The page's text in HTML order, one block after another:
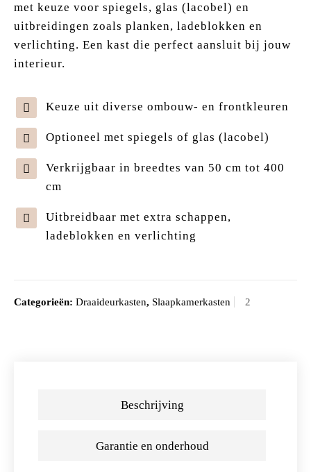
met keuze voor spiegels, glas (lacobel) en
uitbreidingen zoals planken, ladeblokken en
verlichting. Een kast die perfect aansluit bij jouw
interieur.
Keuze uit diverse ombouw- en frontkleuren
Optioneel met spiegels of glas (lacobel)
Verkrijgbaar in breedtes van 50 cm tot 400
cm
Uitbreidbaar met extra schappen,
ladeblokken en verlichting
Categorieën: Draaideurkasten, Slaapkamerkasten
Beschrijving
Garantie en onderhoud